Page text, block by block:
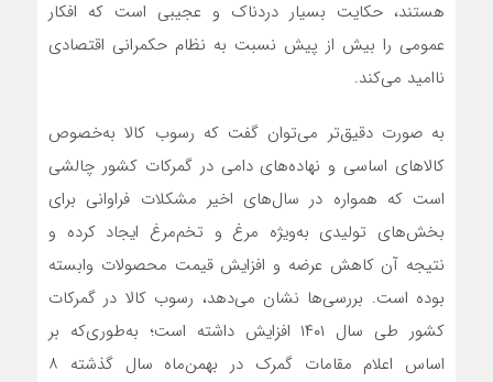
هستند، حکایت بسیار دردناک و عجیبی است که افکار
عمومی را بیش از پیش نسبت به نظام حکمرانی اقتصادی
ناامید می‌کند.
به صورت دقیق‌تر می‌توان گفت که رسوب کالا به‌خصوص
کالاهای اساسی و نهاده‌های دامی در گمرکات کشور چالشی
است که همواره در سال‌های اخیر مشکلات فراوانی برای
بخش‌های تولیدی به‌ویژه مرغ و تخم‌مرغ ایجاد کرده و
نتیجه آن کاهش عرضه و افزایش قیمت محصولات وابسته
بوده است. بررسی‌ها نشان می‌دهد، رسوب کالا در گمرکات
کشور طی سال ۱۴۰۱ افزایش داشته است؛ به‌طوری‌که بر
اساس اعلام مقامات گمرک در بهمن‌ماه سال گذشته ۸